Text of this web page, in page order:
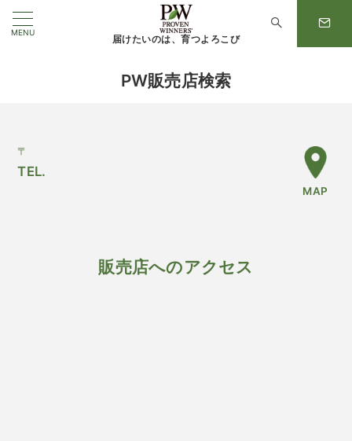
MENU
届けたいのは、育つよろこび
PW販売店検索
〒
TEL.
MAP
販売店へのアクセス